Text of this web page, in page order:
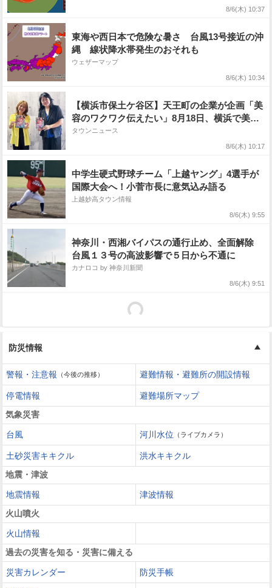
レーションを確認【気象庁台風情報 6日午前10
8/6(木) 10:37
東海や西日本で危険な暑さ 台風13号接近の沖
縄 線状降水帯発生のおそれも
ウェザーマップ
8/6(木) 10:34
【横浜市保土ケ谷区】天王町の企業が企画「美
容のワクワク伝えたい」8月18日、横浜で美容
イベント「美バズ」
タウンニュース
8/6(木) 10:17
中学生硬式野球チーム「上越ヤング」4選手が
国際大会へ！小菅市長に意気込み語る
上越妙高タウン情報
8/6(木) 9:55
神奈川・西湘バイパスの通行止め、全面解除
台風１３号の高波影響で５日から不通に
カナロコ by 神奈川新聞
8/6(木) 9:51
防災情報
警報・注意報 （今後の推移） 避難情報・避難所の開設情報
停電情報
避難場所マップ
気象災害
台風 河川水位 （ライブカメラ）
土砂災害キキクル
洪水キキクル
地震・津波
地震情報
津波情報
火山噴火
火山情報
過去の災害を知る・災害に備える
災害カレンダー 防災手帳